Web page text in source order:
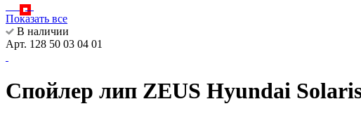
Показать все
В наличии
Арт. 128 50 03 04 01
Спойлер лип ZEUS Hyundai